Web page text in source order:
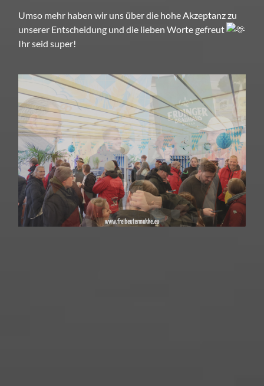
Umso mehr haben wir uns über die hohe Akzeptanz zu
unserer Entscheidung und die lieben Worte gefreut
Ihr seid super!